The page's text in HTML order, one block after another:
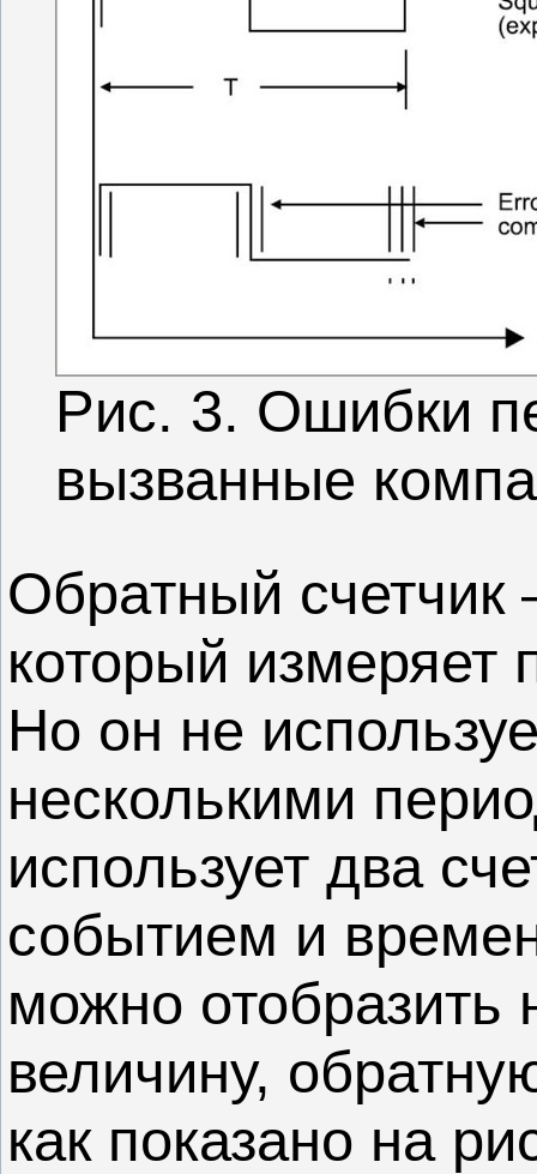
Рис. 3. Ошибки
вызванные
Обратный счетчик
который измеряет
Но он не
несколькими
использует два
событием и
можно отобразить
величину,
как показано на